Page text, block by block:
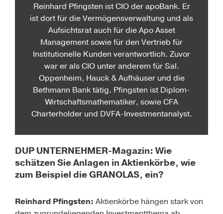
Reinhard Pfingsten ist CIO der apoBank. Er
ist dort für die Vermögensverwaltung und als
Aufsichtsrat auch für die Apo Asset
Management sowie für den Vertrieb für
Institutionelle Kunden verantwortlich. Zuvor
war er als CIO unter anderem für Sal.
Oppenheim, Hauck & Aufhäuser und die
Bethmann Bank tätig. Pfingsten ist Diplom-
Wirtschaftsmathematiker, sowie CFA
Charterholder und DVFA-Investmentanalyst.
DUP UNTERNEHMER-Magazin: Wie
schätzen Sie Anlagen in Aktienkörbe, wie
zum Beispiel die GRANOLAS, ein?
Reinhard Pfingsten: Aktienkörbe hängen stark von